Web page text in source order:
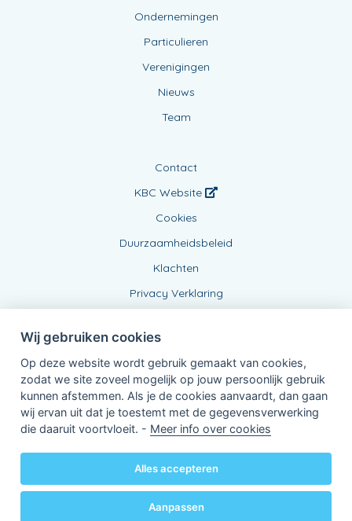
Ondernemingen
Particulieren
Verenigingen
Nieuws
Team
Contact
KBC Website
Cookies
Duurzaamheidsbeleid
Klachten
Privacy Verklaring
Verbonden Agent, 0775482336
van KBC Verzekeringen nv
3000 Leuven - Belgie
BTW BE 0403.552.563 - RPR Leuven
Powered byKBC-Agent(versie 3.21.0)
© 2026 alle rechten voorbehouden
Wij gebruiken cookies
Op deze website wordt gebruik gemaakt van cookies,
zodat we site zoveel mogelijk op jouw persoonlijk gebruik
kunnen afstemmen. Als je de cookies aanvaardt, dan gaan
wij ervan uit dat je toestemt met de gegevensverwerking
die daaruit voortvloeit. - Meer info over cookies
Alles accepteren
Aanpassen